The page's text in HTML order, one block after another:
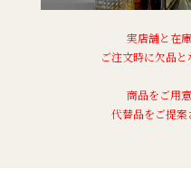
実店舗と在
ご注文時に欠品と
商品をご用
代替品をご提案